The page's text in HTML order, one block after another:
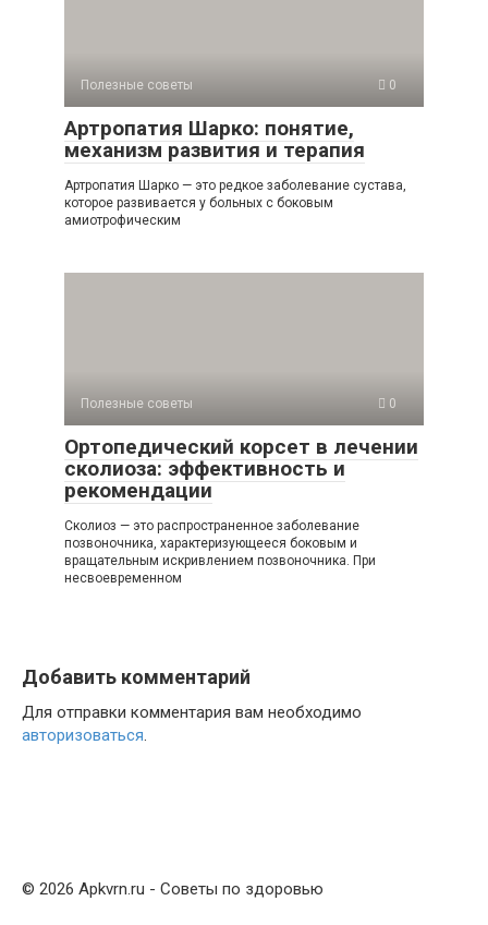
Полезные советы 0
Артропатия Шарко: понятие,
механизм развития и терапия
Артропатия Шарко — это редкое заболевание сустава,
которое развивается у больных с боковым
амиотрофическим
Полезные советы 0
Ортопедический корсет в лечении
сколиоза: эффективность и
рекомендации
Сколиоз — это распространенное заболевание
позвоночника, характеризующееся боковым и
вращательным искривлением позвоночника. При
несвоевременном
Добавить комментарий
Для отправки комментария вам необходимо
авторизоваться.
© 2026 Apkvrn.ru - Советы по здоровью